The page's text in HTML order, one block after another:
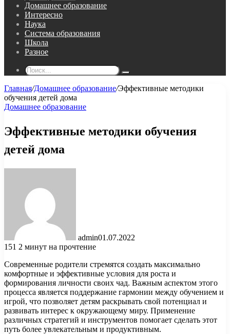
Домашнее образование
Интересно
Наука
Система образования
Школа
Разное
Поиск...
Главная/Домашнее образование/Эффективные методики
обучения детей дома
Домашнее образование
Эффективные методики обучения
детей дома
admin01.07.2022
151 2 минут на прочтение
Современные родители стремятся создать максимально
комфортные и эффективные условия для роста и
формирования личности своих чад. Важным аспектом этого
процесса является поддержание гармонии между обучением и
игрой, что позволяет детям раскрывать свой потенциал и
развивать интерес к окружающему миру. Применение
различных стратегий и инструментов помогает сделать этот
путь более увлекательным и продуктивным.